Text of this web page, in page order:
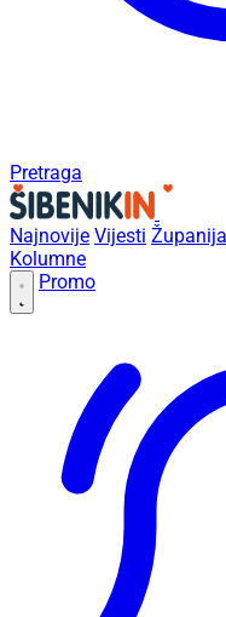
Pretraga
Najnovije Vijesti Županija
Kolumne
Promo